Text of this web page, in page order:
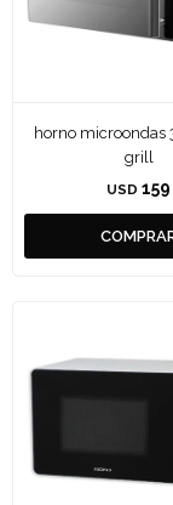
horno microondas
grill
USD 159